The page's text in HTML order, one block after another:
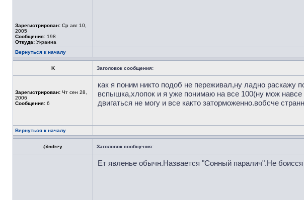
Зарегистрирован: Ср авг 10,
2005
Сообщения: 198
Откуда: Украина
Вернуться к началу
K Заголовок сообщения:
Зарегистрирован: Чт сен 28,
2006
Сообщения: 6
как я поним никто подоб не переживал,ну ладно раскажу
вспышка,хлопок и я уже понимаю на все 100(ну мож
двигаться не могу и все както заторможенно.вобсче
Вернуться к началу
@ndrey Заголовок сообщения:
Ет явленье обычн.Назвается "Сонный паралич".Не боисся